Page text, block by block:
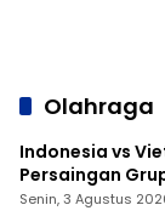
Olahraga
Indonesia vs
Persaingan
Senin, 3 Agustus